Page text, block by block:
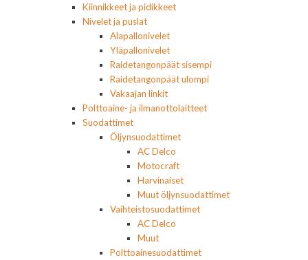
Kiinnikkeet ja pidikkeet
Nivelet ja puslat
Alapallonivelet
Yläpallonivelet
Raidetangonpäät sisempi
Raidetangonpäät ulompi
Vakaajan linkit
Polttoaine- ja ilmanottolaitteet
Suodattimet
Öljynsuodattimet
AC Delco
Motocraft
Harvinaiset
Muut öljynsuodattimet
Vaihteistosuodattimet
AC Delco
Muut
Polttoainesuodattimet